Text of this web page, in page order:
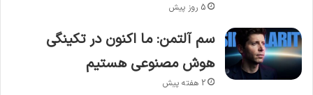
5 روز پیش
سم آلتمن: ما اکنون در تکینگی
هوش مصنوعی هستیم
2 هفته پیش